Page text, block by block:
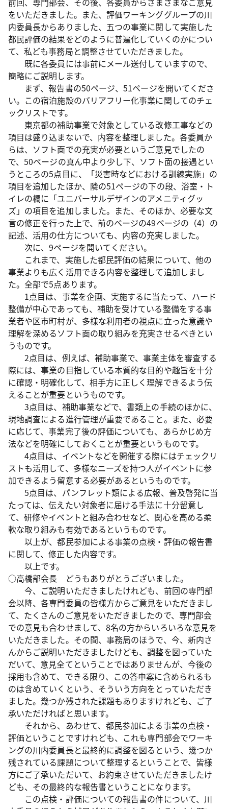
をいただきました。また、評価ワーキンググループの川
内委員長からありました、五つの事業に関して実施した
都民評価の結果をどのように普遍化していくのかについ
て、私ども事務局と調整させていただきました。
既に各委員には事前にメール送付していますので、
簡略にご説明します。
まず、報告書の50ページ、51ページを開いてくださ
い。この宿泊施設のバリアフリー化事業に関してのチェ
ックリストです。
東京都の補助事業で対象としている改修工事などの
項目は盛り込まないで、内容を整理しました。各委員か
らは、ソフト面での充実が必要というご意見でしたの
で、50ページの真ん中より少し下、ソフト面の接遇とい
うところの5点目に、「災害時などにおける訓練実施」の
項目を追加したほか、隣の51ページの下の段、浴室・ト
イレの欄に「ユニバーサルデザインのアメニティグッ
ズ」の項目を追加しました。また、そのほか、必要な文
言の修正を行った上で、前のページの49ページの（4）の
記述、活用の仕方についても、内容の充実しました。
次に、9ページを開いてください。
これまで、実施した都民評価の結果について、他の
事業よりも広く活用できる内容を整理して追加しまし
た。全部で5点あります。
1点目は、事業を企画、実施するに当たって、ハード
整備が中心であっても、補助を受けている整備をする事
業者や区市町村が、多様な利用者の視点に立った意識や
理解を深めるソフト面の取り組みを充実させるべきとい
うものです。
2点目は、例えば、補助事業で、事業主体を審査する
際には、事業の目指している本質的な目的や趣旨を十分
に確認・明確化して、相手方に正しく理解できるよう伝
えることが重要というものです。
3点目は、補助事業などで、書類上の手続のほかに、
現地調査による進行管理が重要であること。また、必要
に応じて、事業完了後の評価についても、あらかじめ方
法などを明確にしておくことが重要というものです。
4点目は、イベントなどを開催する際にはチェックリ
ストも活用して、多様なニーズを持つ人がイベントに参
加できるよう留意する必要があるというものです。
5点目は、パンフレット類による広報、普及啓発に当
たっては、伝えたい対象者に届ける手法に十分留意し
て、研修やイベントと組み合わせなど、関心を高める柔
軟な取り組みも有効であるというものです。
以上が、都民参加による事業の点検・評価の報告書
に関して、修正した内容です。
以上です。
○高橋部会長 どうもありがとうございました。
今、ご説明いただきましたけれども、前回の専門部
会以降、各専門委員の皆様方からご意見をいただきまし
て、たくさんのご意見をいただきましたので、専門部会
での意見も合わせまして、8名の方からいろいろな意見を
いただきました。その間、事務局のほうで、今、新内さ
んからご説明いただきましたけども、調整を図っていた
だいて、意見全てということではありませんが、今後の
採用も含めて、できる限り、この答申案に含められるも
のは含めていくという、そういう方向をとっていただき
ました。幾つか残された課題もありますけれども、ご了
承いただければと思います。
それから、あわせて、都民参加による事業の点検・
評価ということですけれども、これも専門部会でワーキ
ングの川内委員長と最終的に調整を図るという、幾つか
残されている課題について整理するということで、皆様
方にご了承いただいて、お約束させていただきましたけ
ども、その最終的な報告書ということになります。
この点検・評価についての報告書の件について、川